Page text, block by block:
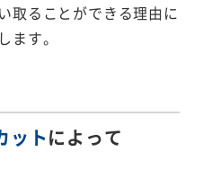
取ることができる理由に
ます。
ットによって